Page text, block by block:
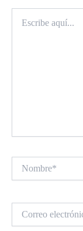
aquí...
electrónico*